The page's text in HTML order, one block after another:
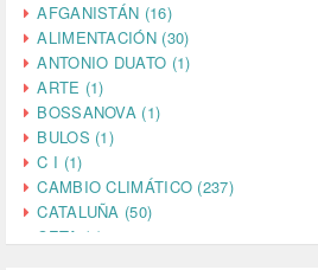
AFGANISTÁN (16)
ALIMENTACIÓN (30)
ANTONIO DUATO (1)
ARTE (1)
BOSSANOVA (1)
BULOS (1)
C I (1)
CAMBIO CLIMÁTICO (237)
CATALUÑA (50)
CETA (2)